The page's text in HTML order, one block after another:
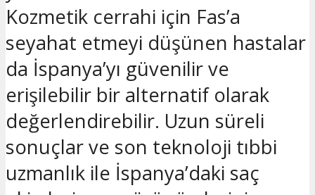
Kozmetik cerrahi için Fas’a
seyahat etmeyi düşünen hastalar
da İspanya’yı güvenilir ve
erişilebilir bir alternatif olarak
değerlendirebilir. Uzun süreli
sonuçlar ve son teknoloji tıbbi
uzmanlık ile İspanya’daki saç